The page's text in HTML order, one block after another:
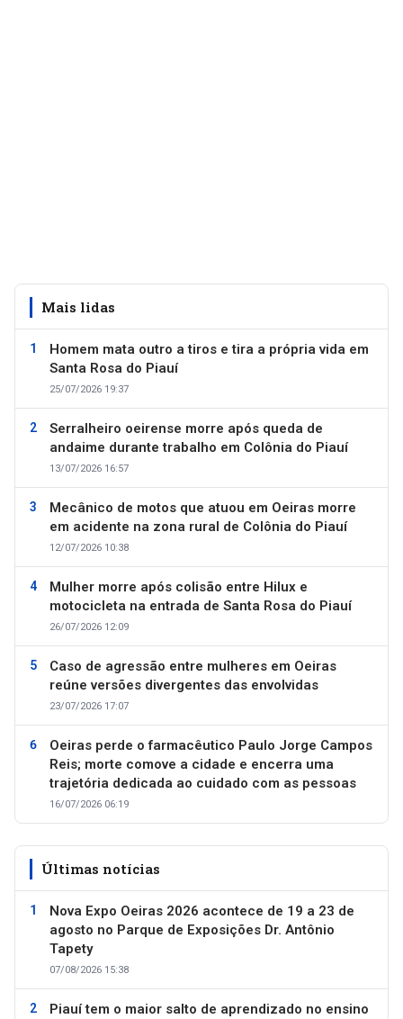
Mais lidas
Homem mata outro a tiros e tira a própria vida em
Santa Rosa do Piauí
25/07/2026 19:37
Serralheiro oeirense morre após queda de
andaime durante trabalho em Colônia do Piauí
13/07/2026 16:57
Mecânico de motos que atuou em Oeiras morre
em acidente na zona rural de Colônia do Piauí
12/07/2026 10:38
Mulher morre após colisão entre Hilux e
motocicleta na entrada de Santa Rosa do Piauí
26/07/2026 12:09
Caso de agressão entre mulheres em Oeiras
reúne versões divergentes das envolvidas
23/07/2026 17:07
Oeiras perde o farmacêutico Paulo Jorge Campos
Reis; morte comove a cidade e encerra uma
trajetória dedicada ao cuidado com as pessoas
16/07/2026 06:19
Últimas notícias
Nova Expo Oeiras 2026 acontece de 19 a 23 de
agosto no Parque de Exposições Dr. Antônio
Tapety
07/08/2026 15:38
Piauí tem o maior salto de aprendizado no ensino